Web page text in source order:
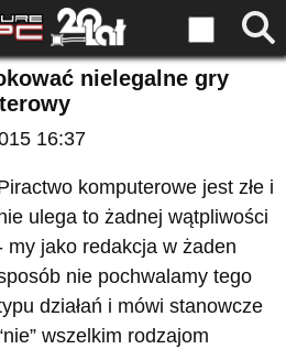
nielegalne gry
16:37
komputerowe jest złe i
ulega to żadnej wątpliwości
my jako redakcja w żaden
nie pochwalamy tego
działań i mówi stanowcze
wszelkim rodzajom